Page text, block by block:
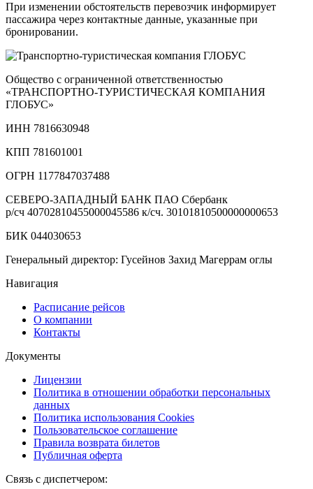
При изменении обстоятельств перевозчик информирует
пассажира через контактные данные, указанные при
бронировании.
Общество с ограниченной ответственностью
«ТРАНСПОРТНО‑ТУРИСТИЧЕСКАЯ КОМПАНИЯ
ГЛОБУС»
ИНН 7816630948
КПП 781601001
ОГРН 1177847037488
СЕВЕРО-ЗАПАДНЫЙ БАНК ПАО Сбербанк
р/сч 40702810455000045586 к/сч. 30101810500000000653
БИК 044030653
Генеральный директор: Гусейнов Захид Магеррам оглы
Навигация
Расписание рейсов
О компании
Контакты
Документы
Лицензии
Политика в отношении обработки персональных
данных
Политика использования Cookies
Пользовательское соглашение
Правила возврата билетов
Публичная оферта
Связь с диспетчером: